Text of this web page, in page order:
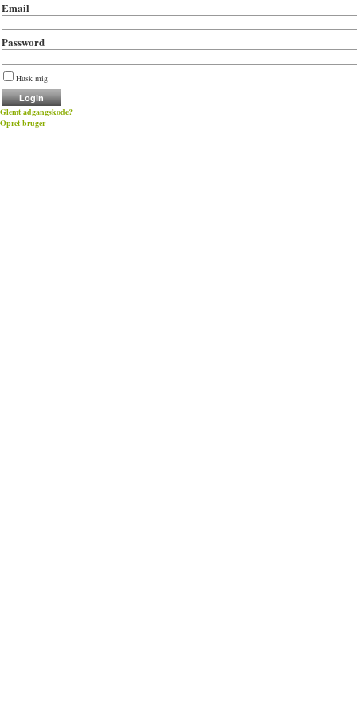
Email
Password
Husk mig
Glemt adgangskode?
Opret bruger